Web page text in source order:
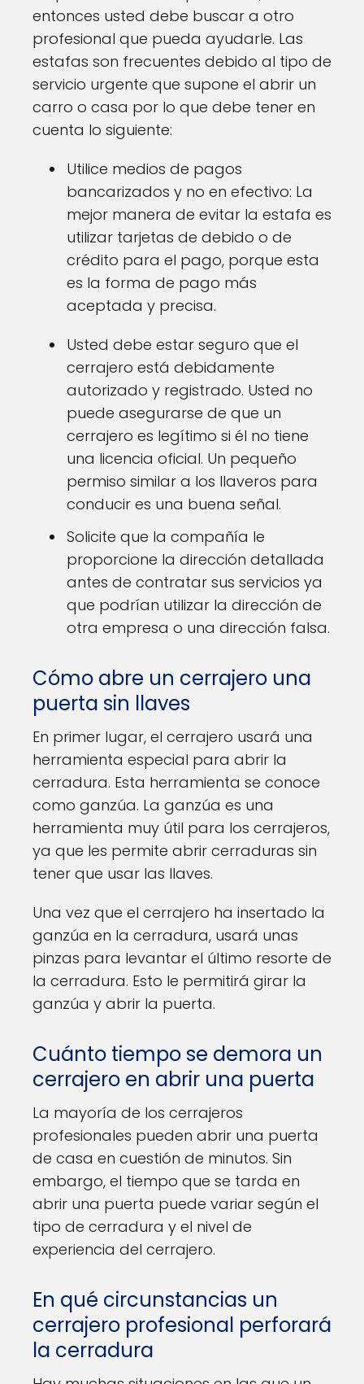
entonces usted debe buscar a otro
profesional que pueda ayudarle. Las
estafas son frecuentes debido al tipo de
servicio urgente que supone el abrir un
carro o casa por lo que debe tener en
cuenta lo siguiente:
Utilice medios de pagos
bancarizados y no en efectivo: La
mejor manera de evitar la estafa es
utilizar tarjetas de debido o de
crédito para el pago, porque esta
es la forma de pago más
aceptada y precisa.
Usted debe estar seguro que el
cerrajero está debidamente
autorizado y registrado. Usted no
puede asegurarse de que un
cerrajero es legítimo si él no tiene
una licencia oficial. Un pequeño
permiso similar a los llaveros para
conducir es una buena señal.
Solicite que la compañía le
proporcione la dirección detallada
antes de contratar sus servicios ya
que podrían utilizar la dirección de
otra empresa o una dirección falsa.
Cómo abre un cerrajero una
puerta sin llaves
En primer lugar, el cerrajero usará una
herramienta especial para abrir la
cerradura. Esta herramienta se conoce
como ganzúa. La ganzúa es una
herramienta muy útil para los cerrajeros,
ya que les permite abrir cerraduras sin
tener que usar las llaves.
Una vez que el cerrajero ha insertado la
ganzúa en la cerradura, usará unas
pinzas para levantar el último resorte de
la cerradura. Esto le permitirá girar la
ganzúa y abrir la puerta.
Cuánto tiempo se demora un
cerrajero en abrir una puerta
La mayoría de los cerrajeros
profesionales pueden abrir una puerta
de casa en cuestión de minutos. Sin
embargo, el tiempo que se tarda en
abrir una puerta puede variar según el
tipo de cerradura y el nivel de
experiencia del cerrajero.
En qué circunstancias un
cerrajero profesional perforará
la cerradura